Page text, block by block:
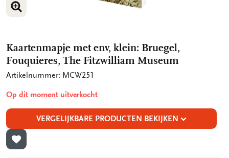
VERGROOT AFBEELDING
VERGROOT AFBEELDING
Kaartenmapje met env, klein: Bruegel,
Fouquieres, The Fitzwilliam Museum
Artikelnummer: MCW251
Op dit moment uitverkocht
VERGELIJKBARE PRODUCTEN BEKIJKEN
TOEVOEGEN AAN VERLANGLIJST